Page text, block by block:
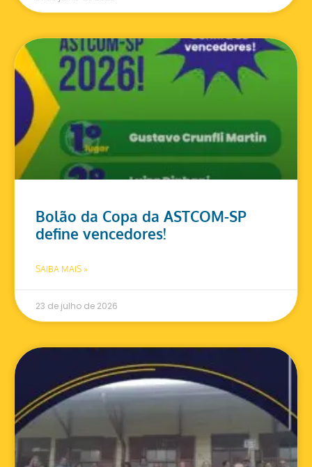
Bolão da Copa da ASTCOM-SP
define vencedores!
SAIBA MAIS »
23 de julho de 2026